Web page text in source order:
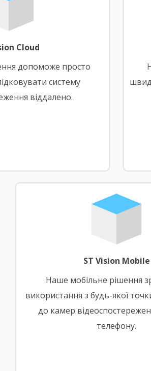
Cloud
допоможе просто
систему
віддалено.
ST Vision Mobile
Наше мобільне рішення
використання з будь-якої
до камер
телефону.